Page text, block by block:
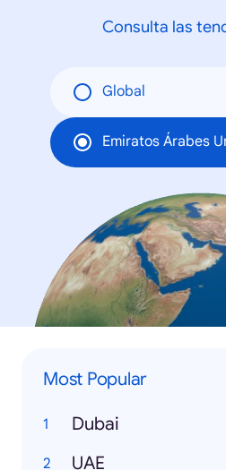
Consulta las
Global
Emiratos Árabes
Most Popular
Dubai
UAE